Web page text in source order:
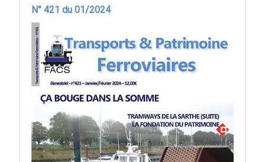
N° 421 du 01/2024